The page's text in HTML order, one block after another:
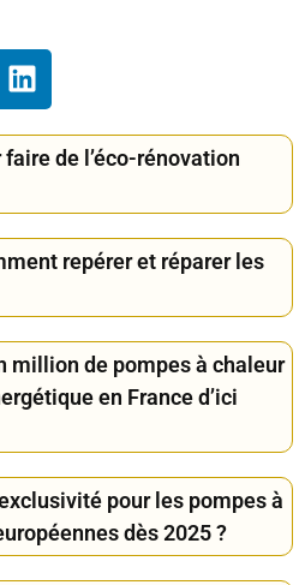
de l’éco-rénovation
repérer et réparer les
million de pompes à chaleur
en France d’ici
pour les pompes à
dès 2025 ?